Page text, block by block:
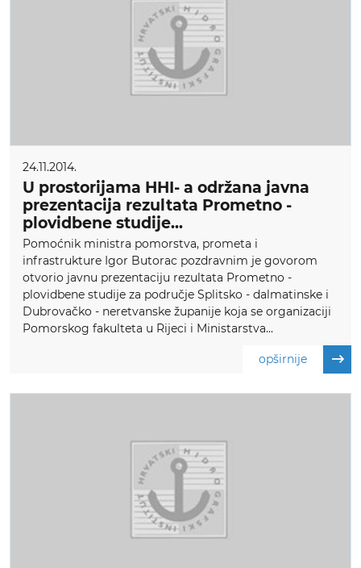
24.11.2014.
U prostorijama HHI- a održana javna
prezentacija rezultata Prometno -
plovidbene studije...
Pomoćnik ministra pomorstva, prometa i
infrastrukture Igor Butorac pozdravnim je govorom
otvorio javnu prezentaciju rezultata Prometno -
plovidbene studije za područje Splitsko - dalmatinske i
Dubrovačko - neretvanske županije koja se organizaciji
Pomorskog fakulteta u Rijeci i Ministarstva...
opširnije